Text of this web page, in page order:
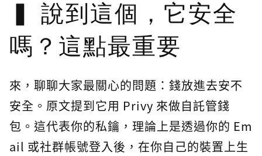
說到這個，它安全
嗎？這點最重要
來，聊聊大家最關心的問題：錢放進去安不
安全。原文提到它用 Privy 來做自託管錢
包。這代表你的私鑰，理論上是透過你的 Em
ail 或社群帳號登入後，在你自己的裝置上生